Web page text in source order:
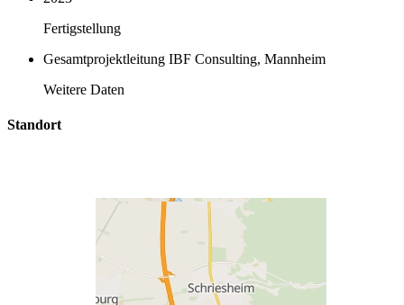
Fertigstellung
Gesamtprojektleitung IBF Consulting, Mannheim
Weitere Daten
Standort